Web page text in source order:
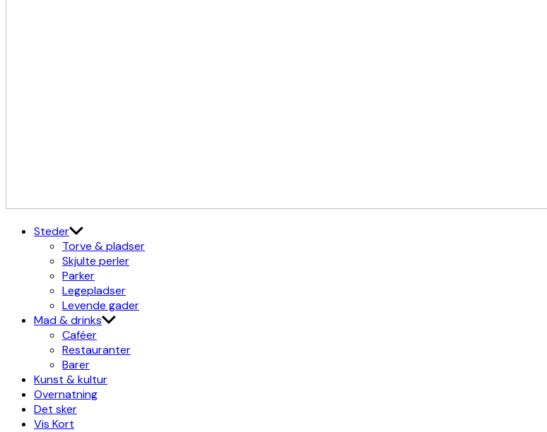
Steder
Torve & pladser
Skjulte perler
Parker
Legepladser
Levende gader
Mad & drinks
Caféer
Restauranter
Barer
Kunst & kultur
Overnatning
Det sker
Vis Kort